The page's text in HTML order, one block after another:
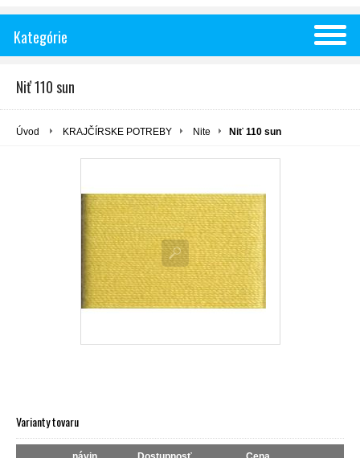
Kategórie
Niť 110 sun
Úvod KRAJČÍRSKE POTREBY Nite Niť 110 sun
Varianty tovaru